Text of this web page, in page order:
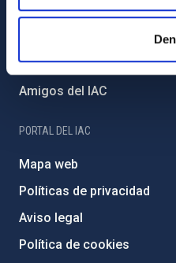
Proyectos institucionales
Programa Severo Ochoa
Amigos del IAC
PORTAL DEL IAC
Mapa web
Políticas de privacidad
Aviso legal
Política de cookies